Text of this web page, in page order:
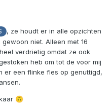
, ze houdt er in alle opzichten
niet. Alleen met 16
verdrietig omdat ze ook
heb om tot de voor mij
er een flinke fles op genuttigd,
🙃